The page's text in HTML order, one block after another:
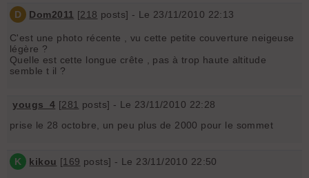
D Dom2011 [218 posts] - Le 23/11/2010 22:13
C'est une photo récente , vu cette petite couverture neigeuse
légère ?
Quelle est cette longue crête , pas à trop haute altitude
semble t il ?
yougs_4 [281 posts] - Le 23/11/2010 22:28
prise le 28 octobre, un peu plus de 2000 pour le sommet
K kikou [169 posts] - Le 23/11/2010 22:50